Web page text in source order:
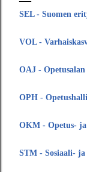
SEL - Suomen
VOL -
OAJ -
OPH -
OKM - Opetus-
STM - Sosiaali-